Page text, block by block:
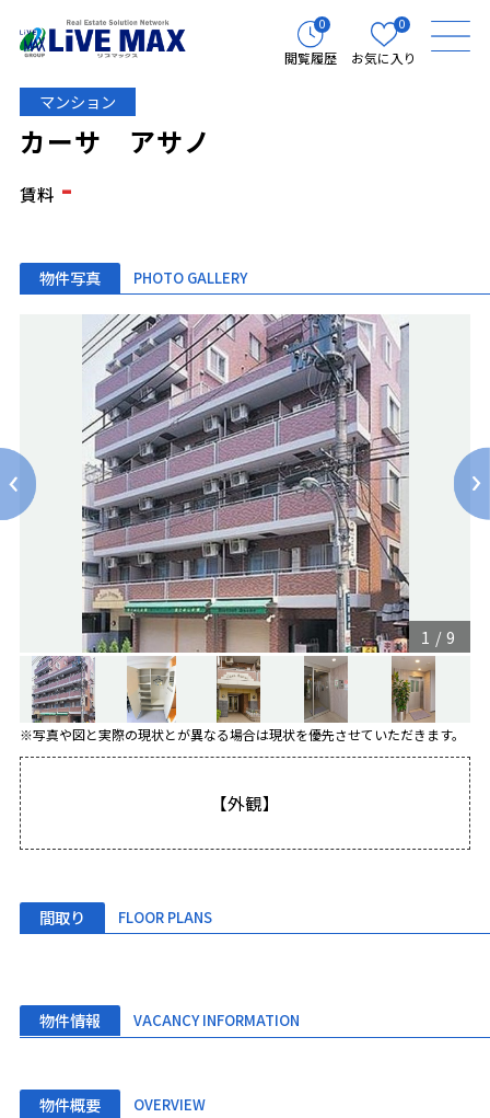
0
閲覧履歴
0
お気に入り
マンション
カーサ アサノ
賃料 -
物件写真 PHOTO GALLERY
1 /9
※写真や図と実際の現状とが異なる場合は現状を優先させていただきます。
【外観】
間取り FLOOR PLANS
物件情報 VACANCY INFORMATION
物件概要 OVERVIEW